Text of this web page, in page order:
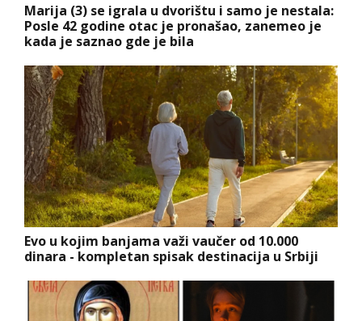
Marija (3) se igrala u dvorištu i samo je nestala:
Posle 42 godine otac je pronašao, zanemeo je
kada je saznao gde je bila
Evo u kojim banjama važi vaučer od 10.000
dinara - kompletan spisak destinacija u Srbiji